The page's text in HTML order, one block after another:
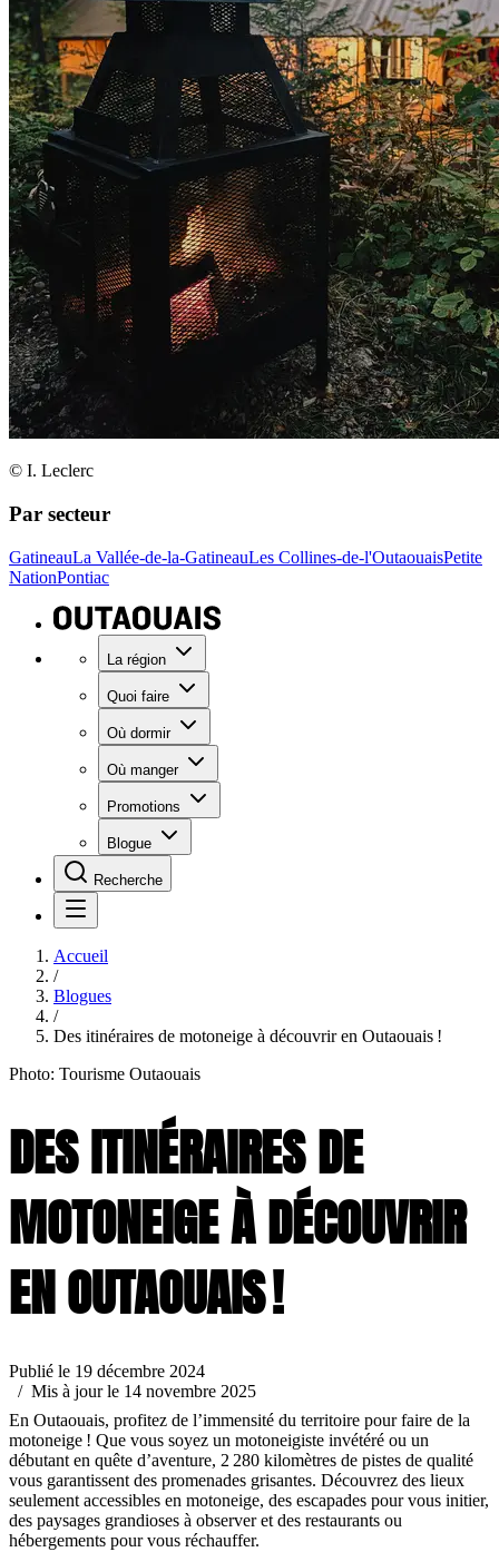
© I. Leclerc
Par secteur
GatineauLa Vallée-de-la-GatineauLes Collines-de-l'OutaouaisPetite
NationPontiac
La région
Quoi faire
Où dormir
Où manger
Promotions
Blogue
Recherche
Accueil
/
Blogues
/
Des itinéraires de motoneige à découvrir en Outaouais !
Photo: Tourisme Outaouais
DES ITINÉRAIRES DE
MOTONEIGE À DÉCOUVRIR
EN OUTAOUAIS !
Publié le 19 décembre 2024
/ Mis à jour le 14 novembre 2025
En Outaouais, profitez de l’immensité du territoire pour faire de la
motoneige ! Que vous soyez un motoneigiste invétéré ou un
débutant en quête d’aventure, 2 280 kilomètres de pistes de qualité
vous garantissent des promenades grisantes. Découvrez des lieux
seulement accessibles en motoneige, des escapades pour vous initier,
des paysages grandioses à observer et des restaurants ou
hébergements pour vous réchauffer.